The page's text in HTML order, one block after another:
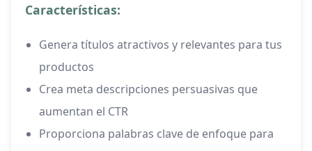
Características:
Genera títulos atractivos y relevantes para tus
productos
Crea meta descripciones persuasivas que
aumentan el CTR
Proporciona palabras clave de enfoque para